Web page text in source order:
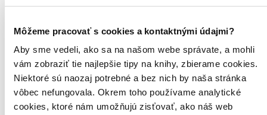
Môžeme pracovať s cookies a kontaktnými údajmi?
Aby sme vedeli, ako sa na našom webe správate, a mohli
vám zobraziť tie najlepšie tipy na knihy, zbierame cookies.
Niektoré sú naozaj potrebné a bez nich by naša stránka
vôbec nefungovala. Okrem toho používame analytické
cookies, ktoré nám umožňujú zisťovať, ako náš web
Jan Žižka
Život a doba husitského válečníka
Petr Čornej
Žižkův nový životopis vychází u příležitosti 600. výročí výbuchu
husitské revoluce a napravuje bilanci české historiografie, jež po
husitské tetralogii Františka Šmahela nepřišla s fundovaným
vědeckým dílem na toto vzrušující téma...